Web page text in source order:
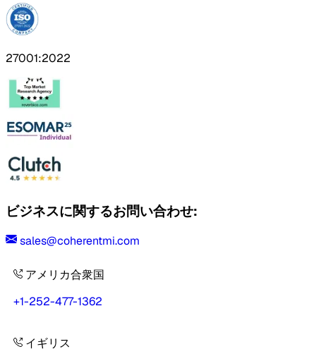
27001:2022
ビジネスに関するお問い合わせ:
sales@coherentmi.com
アメリカ合衆国
+1-252-477-1362
イギリス